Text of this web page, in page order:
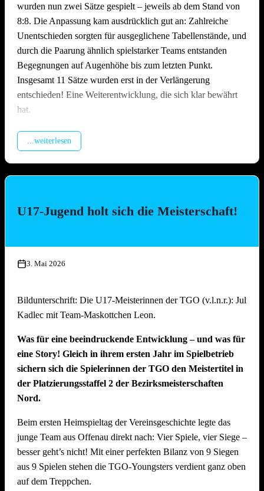
wurden nun zwei Sätze gespielt – jeweils ab dem Stand von
8:8. Die Anpassung kam ausdrücklich gut an: Zahlreiche
Unentschieden sorgten für ausgeglichene Tabellenstände, und
durch die Paarung ähnlich spielstarker Teams entstanden
Begegnungen auf Augenhöhe bis zum letzten Punkt.
Insgesamt 11 Sätze wurden erst in der Verlängerung
entschieden! Eine Weiterentwicklung, die sich klar bewährt
hat.
Packende Spiele quer durchs Feld
und geschmettert, die Zuschauer kamen bei den engen Partien
Nachwuchsteams „Nathi & die 3 Muskeltiere“ –
zusammengesetzt aus Jugendspielerinnen und -spielern aller
kämpften sie sich bis ins Finale und belegten am Ende einen
hervorragenden zweiten Platz. Eine echte Freude für den
gesamten Verein! Dabei konnten sie im Halbfinale das
vereinsinterne Duell gegen das Team „SpätMelder“, das die
Gruppenphase nach Tiebreak auf Rang 1 beendete, für sich
entscheiden.
Die Seegurken holen den Wanderpokal
Turniersieger wurde das Team „Die Seegurken“ vom TSV
Untergruppenbach – und das hochverdient: Die Seegurken
ließen im gesamten Turnierverlauf kaum Schwächen
erkennen und mussten in der gesamten Gruppenphase und
den K.o.-Runden nur einen einzigen Satz abgeben – gegen
...weiterlesen
U17-Jugend holt sich die Meisterschaft!
3. Mai 2026
Bildunterschrift: Die U17-Meisterinnen der TGO (v.l.n.r.): Julie
Kadlec mit Team-Maskottchen Leon.
Was für eine beeindruckende Entwicklung – und was für
eine Story! Gleich in ihrem ersten Jahr im Spielbetrieb
sichern sich die Spielerinnen der TGO den Meistertitel in
der Platzierungsstaffel 2 der Bezirksmeisterschaften
Nord.
Beim ersten Heimspieltag der Vereinsgeschichte legte das
junge Team aus Offenau direkt nach: Vier Spiele, vier Siege –
besser geht’s nicht! Mit einer perfekten Bilanz von 9 Siegen
aus 9 Spielen stehen die TGO-Youngsters verdient ganz oben
auf dem Treppchen.